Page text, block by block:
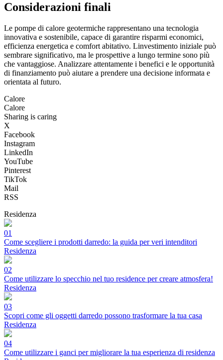
Considerazioni finali
Le pompe di calore geotermiche rappresentano una tecnologia
innovativa e sostenibile, capace di garantire risparmi economici,
efficienza energetica e comfort abitativo. Linvestimento iniziale può
sembrare significativo, ma le prospettive a lungo termine sono più
che vantaggiose. Analizzare attentamente i benefici e le opportunità
di finanziamento può aiutare a prendere una decisione informata e
orientata al futuro.
Calore
Calore
Sharing is caring
X
Facebook
Instagram
LinkedIn
YouTube
Pinterest
TikTok
Mail
RSS
Residenza
01
Come scegliere i prodotti darredo: la guida per veri intenditori
Residenza
02
Come utilizzare lo specchio nel tuo residence per creare atmosfera!
Residenza
03
Scopri come gli oggetti darredo possono trasformare la tua casa
Residenza
04
Come utilizzare i ganci per migliorare la tua esperienza di residenza